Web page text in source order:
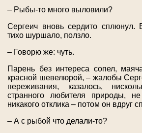
– Рыбы-то много выловили?
Сергеич вновь сердито сплюнул.
тихо шуршало, ползло.
– Говорю же: чуть.
Парень без интереса сопел,
красной шевелюрой, – жалобы
переживания, казалось,
странного любителя природы,
никакого отклика – потом он вдруг
– А с рыбой что делали-то?